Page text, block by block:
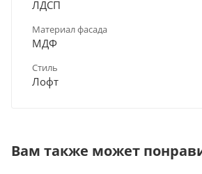
ЛДСП
Материал фасада
МДФ
Стиль
Лофт
Вам также может